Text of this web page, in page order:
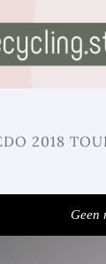
2018
Geen